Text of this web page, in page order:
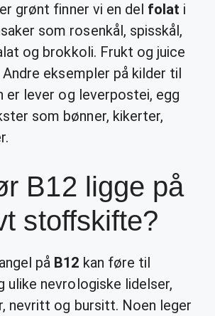
grønt finner vi en del folat i
som rosenkål, spisskål,
og brokkoli. Frukt og juice
Andre eksempler på kilder til
er lever og leverpostei, egg
som bønner, kikerter,
B12 ligge på
stoffskifte?
på B12 kan føre til
ulike nevrologiske lidelser,
nevritt og bursitt. Noen leger